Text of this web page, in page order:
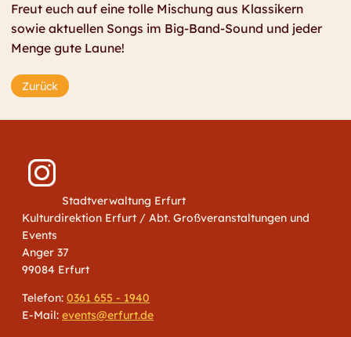
Freut euch auf eine tolle Mischung aus Klassikern
sowie aktuellen Songs im Big-Band-Sound und jeder
Menge gute Laune!
Zurück
Stadtverwaltung Erfurt
Kulturdirektion Erfurt / Abt. Großveranstaltungen und
Events
Anger 37
99084 Erfurt
Telefon: 0361 655 - 1940
E-Mail: events@erfurt.de